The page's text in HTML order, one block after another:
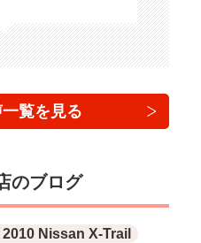
覧を見る
のブログ
Nissan X-Trail